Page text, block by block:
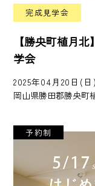
完成見学会
【勝央町植月
学会
2025年04月20日(
岡山県勝田郡勝央町
予約制